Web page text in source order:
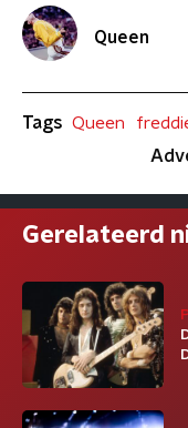
Queen
Tags Queen
Gerelateerd